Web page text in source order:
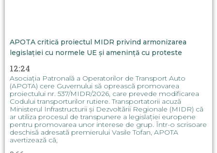
APOTA critică proiectul MIDR privind armonizarea
legislației cu normele UE și amenință cu proteste
12:24
Asociația Patronală a Operatorilor de Transport Auto
(APOTA) cere Guvernului să oprească promovarea
proiectului nr. 537/MIDR/2026, care prevede modificarea
Codului transporturilor rutiere. Transportatorii acuză
Ministerul Infrastructurii și Dezvoltării Regionale (MIDR) că
ar utiliza procesul de transpunere a legislației europene
pentru promovarea unor interese de grup. Într-o scrisoare
deschisă adresată premierului Vasile Tofan, APOTA
avertizează că,